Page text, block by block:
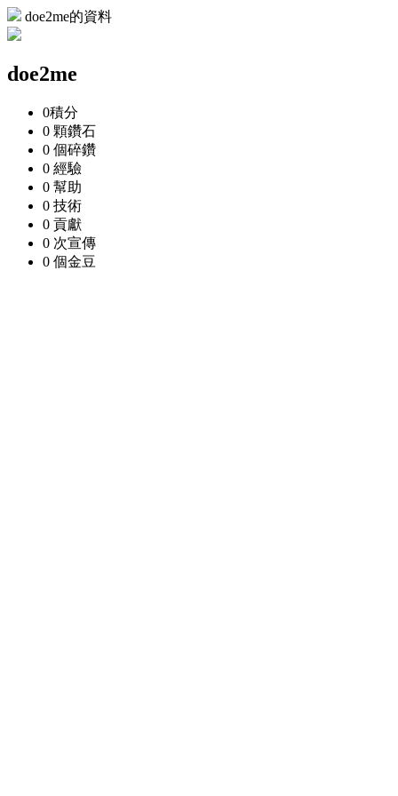
doe2me的資料
doe2me
0積分
0 顆鑽石
0 個碎鑽
0 經驗
0 幫助
0 技術
0 貢獻
0 次宣傳
0 個金豆